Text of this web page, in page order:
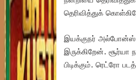
தெரிவித்துக்
இயக்குநர் அல்போன்ஸ்
இருக்கிறேன். சூர்யா
பிடிக்கும். ரெட்ரோ